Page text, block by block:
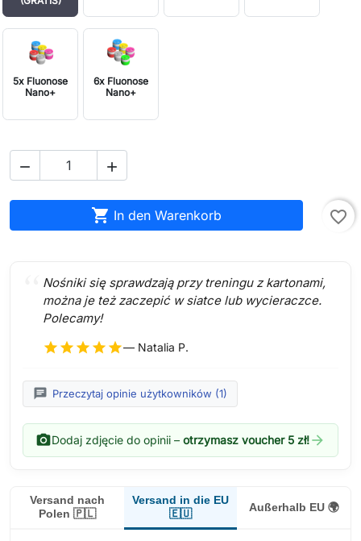
5x Fluonose
Nano+
6x Fluonose
Nano+
 
 In den Warenkorb favorite_border
Nośniki się sprawdzają przy treningu z kartonami,
można je też zaczepić w siatce lub wycieraczce.
Polecamy!
star star star star star— Natalia P.
chat Przeczytaj opinie użytkowników (1)
photo_cameraDodaj zdjęcie do opinii – otrzymasz voucher 5 zł!arrow_forward
Versand nach
Polen 🇵🇱
Versand in die EU
🇪🇺
Außerhalb EU 🌍